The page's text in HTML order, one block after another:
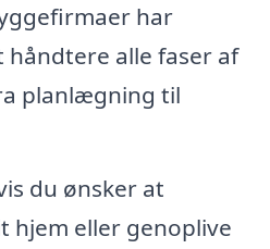
har
alle faser af
planlægning til
du ønsker at
hjem eller genoplive